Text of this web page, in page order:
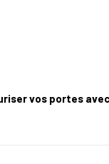
vos portes